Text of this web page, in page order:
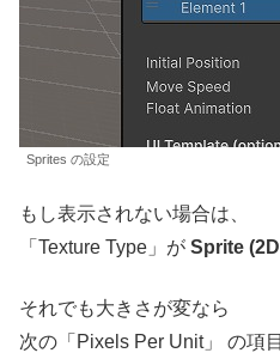
Sprites の設定
もし表示されない場合は、
「Texture Type」が Sprite
それでも大きさが変なら
次の「Pixels Per Unit」 の項